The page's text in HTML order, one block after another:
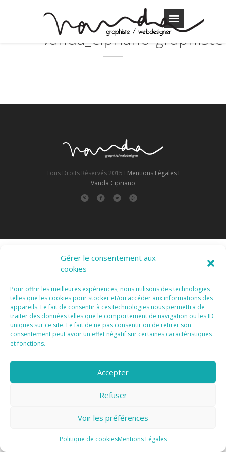
Gérer le consentement aux
cookies
Pour offrir les meilleures expériences, nous utilisons des technologies
telles que les cookies pour stocker et/ou accéder aux informations des
appareils. Le fait de consentir à ces technologies nous permettra de
traiter des données telles que le comportement de navigation ou les ID
uniques sur ce site. Le fait de ne pas consentir ou de retirer son
consentement peut avoir un effet négatif sur certaines caractéristiques
et fonctions.
Accepter
Refuser
Voir les préférences
Politique de cookiesMentions Légales
vanda_cipriano-
Tous Droits Réservés 2015 I Mentions Légales I
Vanda Cipriano